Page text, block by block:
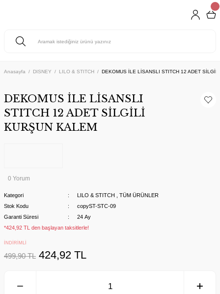
Anasayfa DISNEY LILO & STITCH DEKOMUS İLE LİSANSLI STITCH 12 ADET
DEKOMUS İLE LİSANSLI
STITCH 12 ADET SİLGİLİ
KURŞUN KALEM
0 Yorum
Kategori LILO & STITCH
TÜM ÜRÜNLER
Stok Kodu
copyST-STC-09
Garanti Süresi
24 Ay
*424,92 TL den başlayan taksitlerle!
İNDİRİMLİ
499,90 TL 424,92 TL